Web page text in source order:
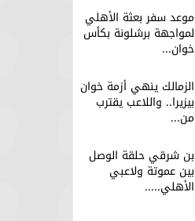
موعد سفر بعثة الأهلي
لمواجهة برشلونة بكأس
خوان...
الزمالك ينهي أزمة خوان
بيزيرا.. واللاعب يقترب
من...
بن شرقي حلقة الوصل
بين عموتة ولاعبي
الأهلي.....